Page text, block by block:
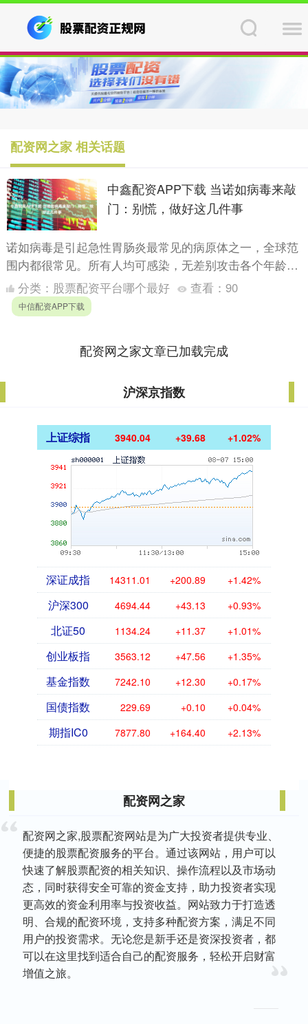
配资网之家 相关话题
中鑫配资APP下载 当诺如病毒来敲
门：别慌，做好这几件事
诺如病毒是引起急性胃肠炎最常见的病原体之一，全球范
围内都很常见。所有人均可感染，无差别攻击各个年龄段
人群。 感染后最常见的症状是呕吐和腹泻，可能伴有恶
心、腹痛、....
分类： 股票配资平台哪个最好 查看： 90
中信配资APP下载
配资网之家文章已加载完成
沪深京指数
上证综指 3940.04 +39.68 +1.02%
深证成指 14311.01 +200.89 +1.42%
沪深300 4694.44 +43.13 +0.93%
北证50 1134.24 +11.37 +1.01%
创业板指 3563.12 +47.56 +1.35%
基金指数 7242.10 +12.30 +0.17%
国债指数 229.69 +0.10 +0.04%
期指IC0 7877.80 +164.40 +2.13%
配资网之家
配资网之家,股票配资网站是为广大投资者提供专业、
便捷的股票配资服务的平台。通过该网站，用户可以
快速了解股票配资的相关知识、操作流程以及市场动
态，同时获得安全可靠的资金支持，助力投资者实现
更高效的资金利用率与投资收益。网站致力于打造透
明、合规的配资环境，支持多种配资方案，满足不同
用户的投资需求。无论您是新手还是资深投资者，都
可以在这里找到适合自己的配资服务，轻松开启财富
增值之旅。